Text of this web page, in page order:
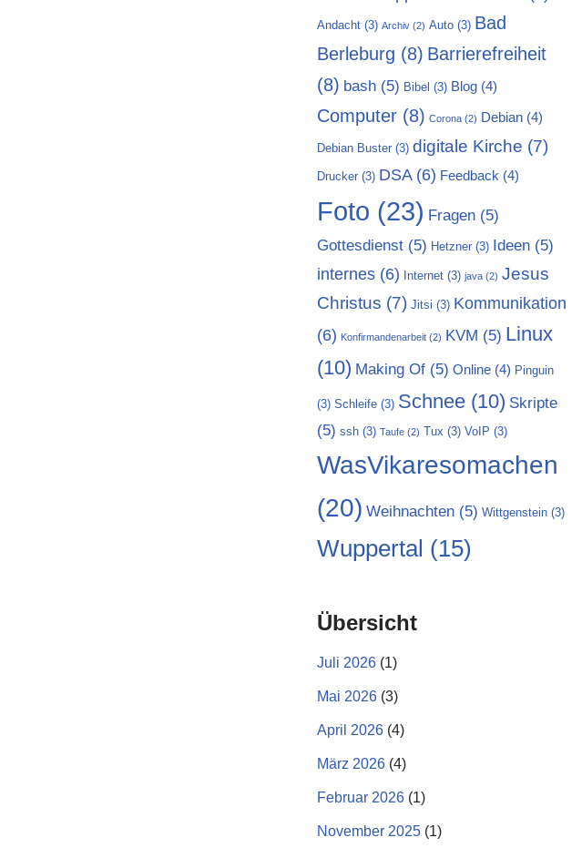
Andacht (3) Archiv (2) Auto (3) Bad
Berleburg (8) Barrierefreiheit
(8) bash (5) Bibel (3) Blog (4)
Computer (8) Corona (2) Debian (4)
Debian Buster (3) digitale Kirche (7)
Drucker (3) DSA(6) Feedback (4)
Foto (23) Fragen (5)
Gottesdienst (5) Hetzner (3) Ideen (5)
internes (6) Internet (3) java (2) Jesus
Christus (7) Jitsi (3) Kommunikation
(6) Konfirmandenarbeit (2) KVM (5) Linux
(10) Making Of (5) Online (4) Pinguin
(3) Schleife (3) Schnee (10) Skripte
(5) ssh (3) Taufe (2) Tux (3) VoIP (3)
WasVikaresomachen
(20) Weihnachten (5) Wittgenstein (3)
Wuppertal (15)
Übersicht
Juli 2026 (1)
Mai 2026 (3)
April 2026 (4)
März 2026 (4)
Februar 2026 (1)
November 2025 (1)